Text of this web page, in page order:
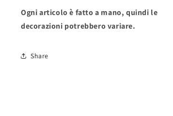
Ogni articolo è fatto a mano, quindi le
decorazioni potrebbero variare.
Share